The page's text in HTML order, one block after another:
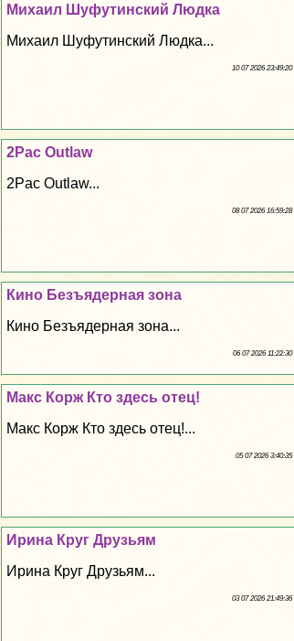
Михаил Шуфутинский Людка
Михаил Шуфутинский Людка...
10 07 2026 23:49:20
2Pac Outlaw
2Pac Outlaw...
08 07 2026 16:59:28
Кино Безъядерная зона
Кино Безъядерная зона...
06 07 2026 11:22:30
Макс Корж Кто здесь отец!
Макс Корж Кто здесь отец!...
05 07 2026 3:40:35
Ирина Круг Друзьям
Ирина Круг Друзьям...
03 07 2026 21:49:36